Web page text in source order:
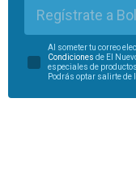
Regístrate a
Al someter tu correo
Condiciones de El
especiales de
Podrás optar salirte de